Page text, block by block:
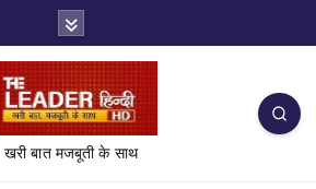
खरी बात मजबूती के साथ